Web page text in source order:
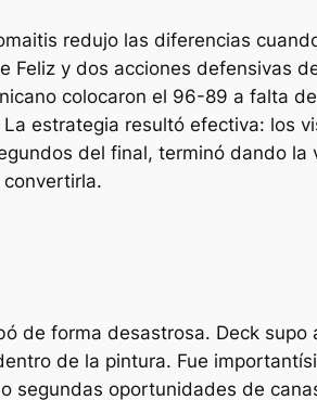
redujo las diferencias
y dos acciones defensivas
colocaron el 96-89 a falta
estrategia resultó efectiva: los
del final, terminó dando la
de forma desastrosa. Deck supo
de la pintura. Fue
segundas oportunidades de